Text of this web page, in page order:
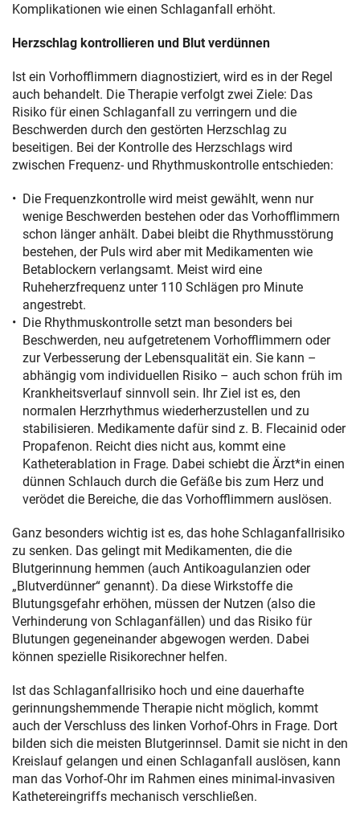
Komplikationen wie einen Schlaganfall erhöht.
Herzschlag kontrollieren und Blut verdünnen
Ist ein Vorhofflimmern diagnostiziert, wird es in der Regel
auch behandelt. Die Therapie verfolgt zwei Ziele: Das
Risiko für einen Schlaganfall zu verringern und die
Beschwerden durch den gestörten Herzschlag zu
beseitigen. Bei der Kontrolle des Herzschlags wird
zwischen Frequenz- und Rhythmuskontrolle entschieden:
Die Frequenzkontrolle wird meist gewählt, wenn nur
wenige Beschwerden bestehen oder das Vorhofflimmern
schon länger anhält. Dabei bleibt die Rhythmusstörung
bestehen, der Puls wird aber mit Medikamenten wie
Betablockern verlangsamt. Meist wird eine
Ruheherzfrequenz unter 110 Schlägen pro Minute
angestrebt.
Die Rhythmuskontrolle setzt man besonders bei
Beschwerden, neu aufgetretenem Vorhofflimmern oder
zur Verbesserung der Lebensqualität ein. Sie kann –
abhängig vom individuellen Risiko – auch schon früh im
Krankheitsverlauf sinnvoll sein. Ihr Ziel ist es, den
normalen Herzrhythmus wiederherzustellen und zu
stabilisieren. Medikamente dafür sind z. B. Flecainid oder
Propafenon. Reicht dies nicht aus, kommt eine
Katheterablation in Frage. Dabei schiebt die Ärzt*in einen
dünnen Schlauch durch die Gefäße bis zum Herz und
verödet die Bereiche, die das Vorhofflimmern auslösen.
Ganz besonders wichtig ist es, das hohe Schlaganfallrisiko
zu senken. Das gelingt mit Medikamenten, die die
Blutgerinnung hemmen (auch Antikoagulanzien oder
„Blutverdünner“ genannt). Da diese Wirkstoffe die
Blutungsgefahr erhöhen, müssen der Nutzen (also die
Verhinderung von Schlaganfällen) und das Risiko für
Blutungen gegeneinander abgewogen werden. Dabei
können spezielle Risikorechner helfen.
Ist das Schlaganfallrisiko hoch und eine dauerhafte
gerinnungshemmende Therapie nicht möglich, kommt
auch der Verschluss des linken Vorhof-Ohrs in Frage. Dort
bilden sich die meisten Blutgerinnsel. Damit sie nicht in den
Kreislauf gelangen und einen Schlaganfall auslösen, kann
man das Vorhof-Ohr im Rahmen eines minimal-invasiven
Kathetereingriffs mechanisch verschließen.